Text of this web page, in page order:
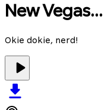
New Vegas...
Okie dokie, nerd!